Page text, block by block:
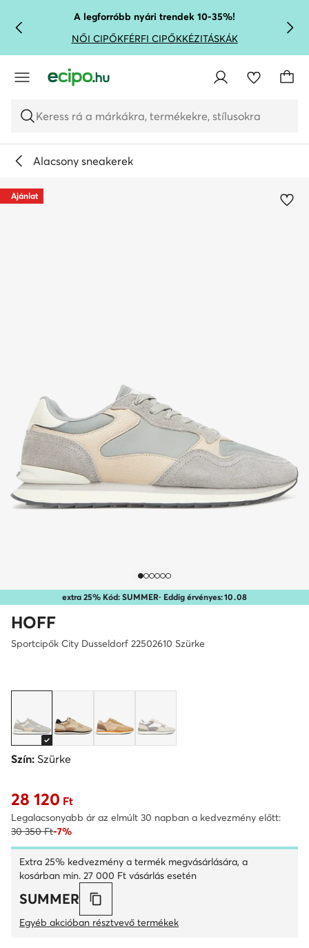
UGRÁS A FŐ TARTALOMRA
UGRÁS A KERESÉSHEZA legforróbb nyári trendek 10-35%!
NŐI CIPŐKFÉRFI CIPŐKKÉZITÁSKÁK
Keress rá a márkákra, termékekre, stílusokra
Alacsony sneakerek
extra 25% Kód: SUMMER· Eddig érvényes:10.08
Ajánlat
HOFF
Sportcipők City Dusseldorf 22502610 Szürke
Szín: Szürke
Aktuális ár 28 120 Ft
28 120 Ft
Legalacsonyabb ár az elmúlt 30 napban a kedvezmény előtt:
30 350 Ft-7%
Extra 25% kedvezmény a termék megvásárlására, a
kosárban min. 27 000 Ft vásárlás esetén
SUMMER
Egyéb akcióban résztvevő termékek